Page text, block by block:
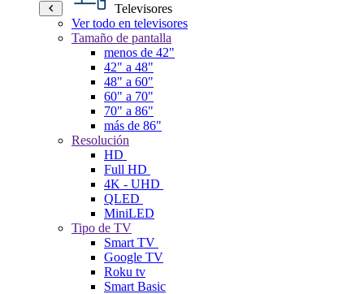
Televisores
Ver todo en televisores
Tamaño de pantalla
menos de 42"
42" a 48"
48" a 60"
60" a 70"
70" a 86"
más de 86"
Resolución
HD
Full HD
4K - UHD
QLED
MiniLED
Tipo de TV
Smart TV
Google TV
Roku tv
Smart Basic